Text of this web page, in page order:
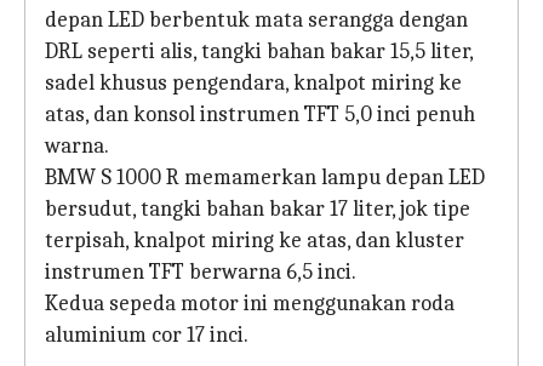
depan LED berbentuk mata serangga dengan
DRL seperti alis, tangki bahan bakar 15,5 liter,
sadel khusus pengendara, knalpot miring ke
atas, dan konsol instrumen TFT 5,0 inci penuh
warna.
BMW S 1000 R memamerkan lampu depan LED
bersudut, tangki bahan bakar 17 liter, jok tipe
terpisah, knalpot miring ke atas, dan kluster
instrumen TFT berwarna 6,5 ​​inci.
Kedua sepeda motor ini menggunakan roda
aluminium cor 17 inci.